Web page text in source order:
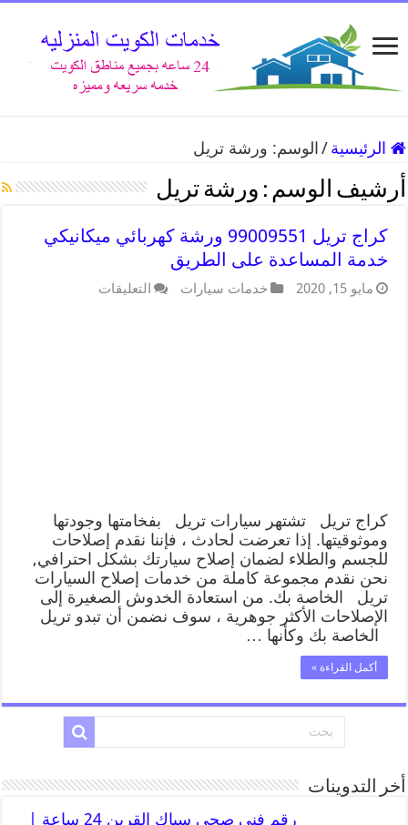
الرئيسية / الوسم: ورشة تريل
أرشيف الوسم : ورشة تريل
كراج تريل 99009551 ورشة كهربائي ميكانيكي
خدمة المساعدة على الطريق
مايو 15, 2020 خدمات سيارات التعليقات
كراج تريل تشتهر سيارات تريل بفخامتها وجودتها
وموثوقيتها. إذا تعرضت لحادث ، فإننا نقدم إصلاحات
للجسم والطلاء لضمان إصلاح سيارتك بشكل احترافي,
نحن نقدم مجموعة كاملة من خدمات إصلاح السيارات
تريل الخاصة بك. من استعادة الخدوش الصغيرة إلى
الإصلاحات الأكثر جوهرية ، سوف نضمن أن تبدو تريل
الخاصة بك وكأنها …
أكمل القراءة »
أخر التدوينات
رقم فني صحي سباك القرين 24 ساعة |